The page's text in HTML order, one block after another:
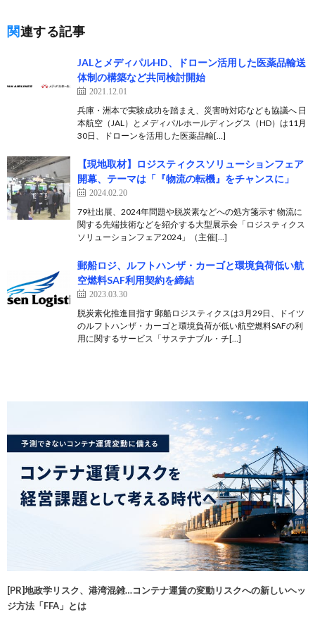
関連する記事
JALとメディパルHD、ドローン活用した医薬品輸送
体制の構築など共同検討開始
2021.12.01
兵庫・洲本で実験成功を踏まえ、災害時対応なども協議へ 日
本航空（JAL）とメディパルホールディングス（HD）は11月
30日、ドローンを活用した医薬品輸[…]
【現地取材】ロジスティクスソリューションフェア
開幕、テーマは「『物流の転機』をチャンスに」
2024.02.20
79社出展、2024年問題や脱炭素などへの処方箋示す 物流に
関する先端技術などを紹介する大型展示会「ロジスティクス
ソリューションフェア2024」（主催[…]
郵船ロジ、ルフトハンザ・カーゴと環境負荷低い航
空燃料SAF利用契約を締結
2023.03.30
脱炭素化推進目指す 郵船ロジスティクスは3月29日、ドイツ
のルフトハンザ・カーゴと環境負荷が低い航空燃料SAFの利
用に関するサービス「サステナブル・チ[…]
[PR]地政学リスク、港湾混雑…コンテナ運賃の変動リスクへの新しいヘッ
ジ方法「FFA」とは